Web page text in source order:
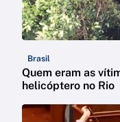
Brasil
Quem eram as
helicóptero no Rio